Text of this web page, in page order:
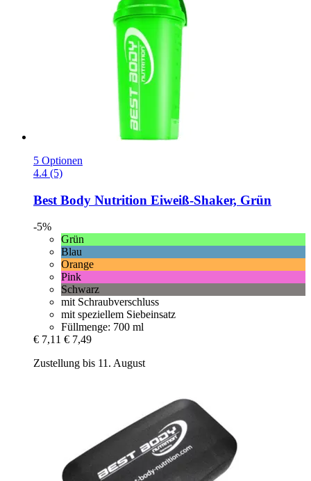
5 Optionen
4.4 (5)
Best Body Nutrition Eiweiß-​Shaker, Grün
-5%
Grün
Blau
Orange
Pink
Schwarz
mit Schraubverschluss
mit speziellem Siebeinsatz
Füllmenge: 700 ml
€ 7,11 € 7,49
Zustellung bis 11. August